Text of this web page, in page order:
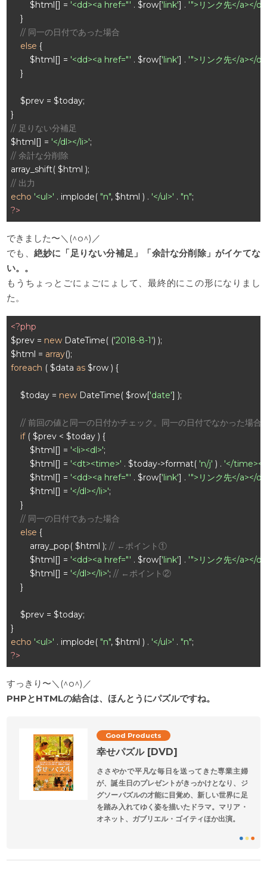
        $html[] =
'<dd><a href="' . $row['link'] . '">リンク先</a></
    }
// 同一の日付であった場合
else {
        $html[] =
'<dd><a href="' . $row['link'] . '">リンク先</a></
    }
    $prev = $today;
// 足りない分補足
$html[] = '</dl></li>'
// 余計な分削除
// 出力
echo '<ul>' . implode( "n", $html ) . '</ul>' . "n"
?>
できました〜＼(^o^)／
でも、 絶妙に「足りない分補足」「余計な分削除」がイケてな
い。。
もうちょっとごにょごにょして、最終的にこの形になりまし
た。
<?php
$prev = new DateTime( ('2018-8-1') );
$html = array
foreach ( $data as $row ) {
    $today =
new DateTime( $row['date'] );
// 前回の値と同一の日付かチェック。同一の日付でなかった場合
if ( $prev < $today ) {
        $html[] =
'<li><dl>';
        $html[] =
'<dt><time>' . $today->format( 'n/j' ) . '</
        $html[] =
'<dd><a href="' . $row['link'] . '">リンク先</a></
        $html[] =
'</dl></li>';
    }
// 同一の日付であった場合
else {
        array_pop( $html );
// ←ポイント①
        $html[] =
'<dd><a href="' . $row['link'] . '">リンク先</a></
        $html[] =
'</dl></li>'; // ←ポイント②
    }
    $prev = $today;
echo '<ul>' . implode( "n", $html ) . '</ul>' . "n"
?>
すっきり〜＼(^o^)／
PHPとHTMLの結合は、ほんとうにパズルですね。
Good Products
幸せパズル [DVD]
ささやかで平凡な毎日を送ってきた専業主婦
が、誕生日のプレゼントがきっかけとなり、ジ
グソーパズルの才能に目覚め、新しい世界に足
を踏み入れてゆく姿を描いたドラマ。マリア・
オネット、ガブリエル・ゴイティほか出演。